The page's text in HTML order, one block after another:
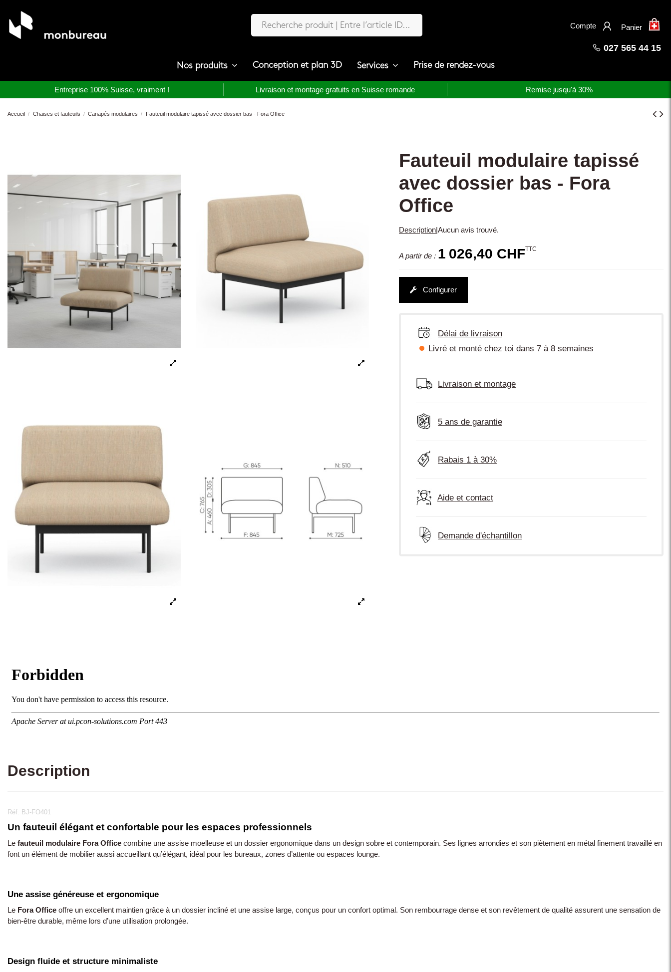
×
Compte Panier
027 565 44 15
Nos produits Conception et plan 3D Services Prise de rendez-vous
Entreprise 100% Suisse, vraiment ! Livraison et montage gratuits en Suisse romande Remise jusqu'à 30%
Accueil Chaises et fauteuils Canapés modulaires Fauteuil modulaire tapissé avec dossier bas - Fora Office
Fauteuil modulaire tapissé
avec dossier bas - Fora
Office
Description|Aucun avis trouvé.
A partir de : 1 026,40 CHFTTC
Configurer
Délai de livraison
Livré et monté chez toi dans 7 à 8 semaines
Livraison et montage
5 ans de garantie
Rabais 1 à 30%
Aide et contact
Demande d'échantillon
Description
Réf. BJ-FO401
Un fauteuil élégant et confortable pour les espaces professionnels
Le fauteuil modulaire Fora Office combine une assise moelleuse et un dossier ergonomique dans un design sobre et contemporain. Ses lignes arrondies et son piètement en métal finement travaillé en
font un élément de mobilier aussi accueillant qu’élégant, idéal pour les bureaux, zones d’attente ou espaces lounge.
Une assise généreuse et ergonomique
Le Fora Office offre un excellent maintien grâce à un dossier incliné et une assise large, conçus pour un confort optimal. Son rembourrage dense et son revêtement de qualité assurent une sensation de
bien-être durable, même lors d’une utilisation prolongée.
Design fluide et structure minimaliste